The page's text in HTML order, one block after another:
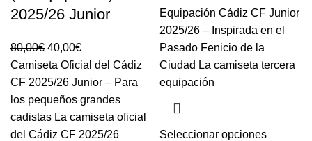
2025/26 Junior
80,00€ 40,00€
Camiseta Oficial del Cádiz
CF 2025/26 Junior – Para
los pequeños grandes
cadistas La camiseta oficial
del Cádiz CF 2025/26
Equipación Cádiz CF Junior
2025/26 – Inspirada en el
Pasado Fenicio de la
Ciudad La camiseta tercera
equipación
Seleccionar opciones